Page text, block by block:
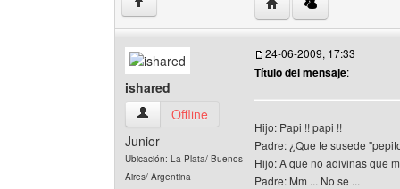
ishared
ishared Ver perfil del usuario
Offline
Junior
Ubicación: La Plata/ Buenos
Aires/ Argentina
24-06-2009, 17:33
Título del mensaje:
Hijo: Papi !! papi !!
Padre: ¿Que te susede
Hijo: A que no adivinas que
Padre: Mm ... No se ...